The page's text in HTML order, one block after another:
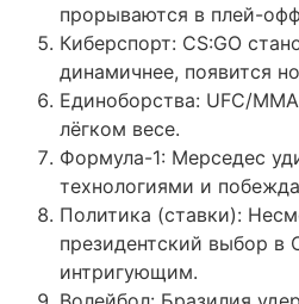
прорываются в плей-
Киберспорт: CS:GO
динамичнее, появится
Единоборства: UFC/
лёгком весе.
Формула-1: Мерседес
технологиями и
Политика (ставки):
президентский выбор в
интригующим.